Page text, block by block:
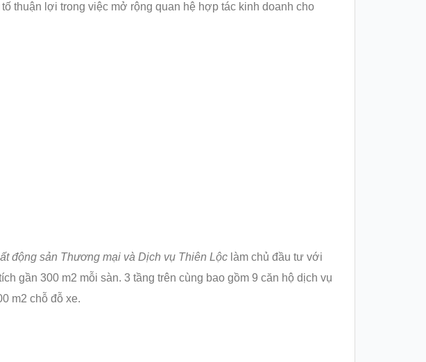
thuận lợi trong việc mở rộng quan hệ hợp tác kinh doanh cho
động sản Thương mại và Dịch vụ Thiên Lộclàm chủ đầu tư với
gần 300 m2 mỗi sàn. 3 tầng trên cùng bao gồm 9 căn hộ dịch vụ
m2 chỗ đỗ xe.